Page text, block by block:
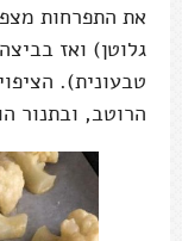
את התפרחות
גלוטן) ואז
טבעונית).
הרוטב, ובתנור